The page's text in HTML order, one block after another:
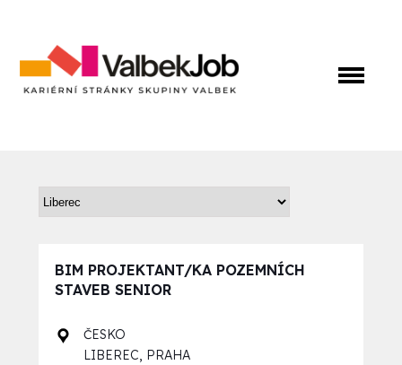
BIM PROJEKTANT/KA POZEMNÍCH
STAVEB SENIOR
ČESKO
LIBEREC, PRAHA